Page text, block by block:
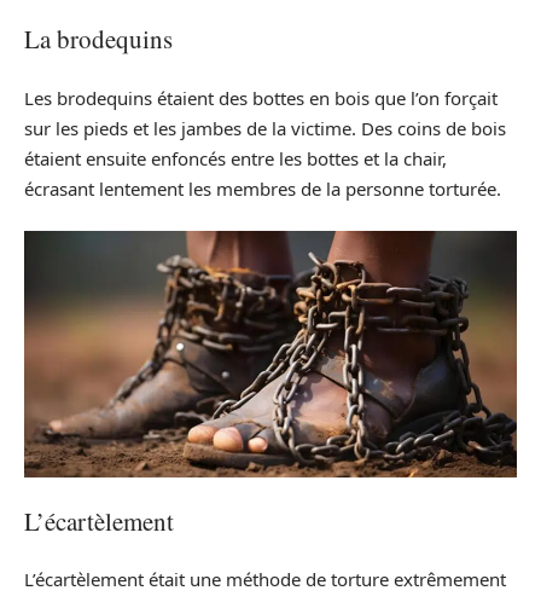
La brodequins
Les brodequins étaient des bottes en bois que l’on forçait
sur les pieds et les jambes de la victime. Des coins de bois
étaient ensuite enfoncés entre les bottes et la chair,
écrasant lentement les membres de la personne torturée.
L’écartèlement
L’écartèlement était une méthode de torture extrêmement